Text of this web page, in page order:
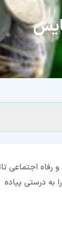
اجتماعی
درستی پیاده